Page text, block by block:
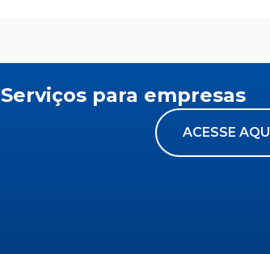
Serviços para empresas
ACESSE AQUI